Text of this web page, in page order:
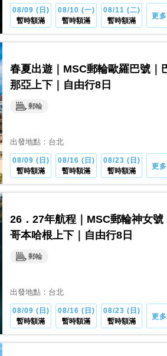
08/09 (日)
暫時額滿
08/10 (一)
暫時額滿
08/11 (二)
暫時額滿
更
春夏出遊｜MSC郵輪歐羅巴號｜
那亞上下｜自由行8日
郵輪
出發地點： 台北
08/09 (日)
暫時額滿
08/16 (日)
暫時額滿
08/23 (日)
暫時額滿
更
26．27年航程｜MSC郵輪神女
哥本哈根上下｜自由行8日
郵輪
出發地點： 台北
08/09 (日)
暫時額滿
08/16 (日)
暫時額滿
08/23 (日)
暫時額滿
更